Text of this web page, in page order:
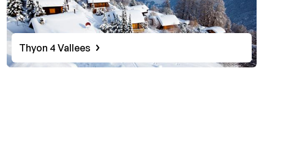
Thyon 4 Vallees